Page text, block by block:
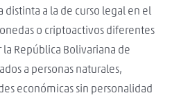
distinta a la de curso legal en el
o criptoactivos diferentes
la República Bolivariana de
a personas naturales,
económicas sin personalidad